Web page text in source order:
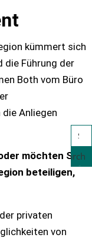
Search
kümmert sich
die Führung der
Both vom Büro
Anliegen
möchten Sie
beteiligen,
privaten
von